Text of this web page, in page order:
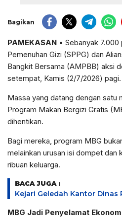
Bagikan
PAMEKASAN • Sebanyak 7.000
Pemenuhan Gizi (SPPG) dan
Bangkit Bersama (AMPBB) aksi
setempat, Kamis (2/7/2026) pagi.
Massa yang datang dengan satu
Program Makan Bergizi Gratis
dihentikan.
Bagi mereka, program MBG
melainkan urusan isi dompet dan
ribuan keluarga.
BACA JUGA :
Kejari Geledah Kantor Dinas
MBG Jadi Penyelamat